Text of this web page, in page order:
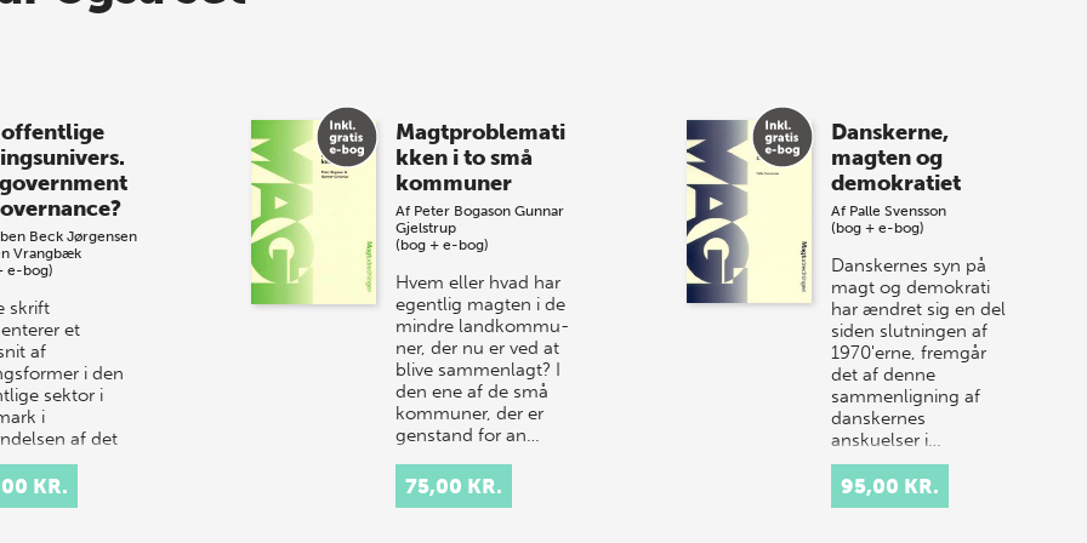
Spar op til 70% til
sommer-lagersalg!
Vi gentager succesen og inviterer igen i
år til vores store sommer-lagersalg,
så sæt kryds i kalenderen onsdag den
10. j…
offentlige
Beck Jørgensen
Vrangbæk
e-bog)
skrift
et
af
i den
sektor i
i
af det
tager
KR.
Magtproblemati
kken i to små
kommuner
Af Peter Bogason Gunnar
Gjelstrup
(bog + e-bog)
Hvem eller hvad har
egentlig magten i de
mindre landkommu­
ner, der nu er ved at
blive sammenlagt? I
den ene af de små
kommuner, der er
genstand for an…
75,00 KR.
Danskerne,
magten og
demokratiet
Af Palle Svensson
(bog + e-bog)
Danskernes syn på
magt og demokrati
har ændret sig en del
siden slutningen af
1970'erne, fremgår
det af denne
sammenligning af
danskernes
anskuelser i…
95,00 KR.